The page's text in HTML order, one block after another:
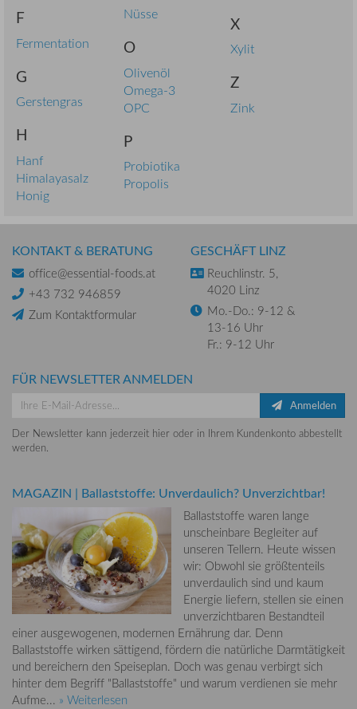
F
Fermentation
G
Gerstengras
H
Hanf
Himalayasalz
Honig
Nüsse
O
Olivenöl
Omega-3
OPC
P
Probiotika
Propolis
X
Xylit
Z
Zink
KONTAKT & BERATUNG
office@essential-foods.at
+43 732 946859
Zum Kontaktformular
GESCHÄFT LINZ
Reuchlinstr. 5,
4020 Linz
Mo.-Do.: 9-12 &
13-16 Uhr
Fr.: 9-12 Uhr
FÜR NEWSLETTER ANMELDEN
Anmelden
Der Newsletter kann jederzeit hier oder in Ihrem Kundenkonto abbestellt
werden.
MAGAZIN | Ballaststoffe: Unverdaulich? Unverzichtbar!
Ballaststoffe waren lange
unscheinbare Begleiter auf
unseren Tellern. Heute wissen
wir: Obwohl sie größtenteils
unverdaulich sind und kaum
Energie liefern, stellen sie einen
unverzichtbaren Bestandteil
einer ausgewogenen, modernen Ernährung dar. Denn
Ballaststoffe wirken sättigend, fördern die natürliche Darmtätigkeit
und bereichern den Speiseplan. Doch was genau verbirgt sich
hinter dem Begriff "Ballaststoffe" und warum verdienen sie mehr
Aufme... » Weiterlesen